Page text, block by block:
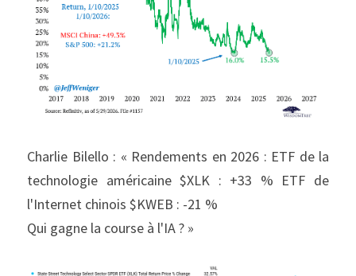
Charlie Bilello : « Rendements en 2026 : ETF de la
technologie américaine $XLK : +33 % ETF de
l'Internet chinois $KWEB : -21 %
Qui gagne la course à l'IA ? »